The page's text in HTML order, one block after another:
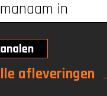
afleveringen